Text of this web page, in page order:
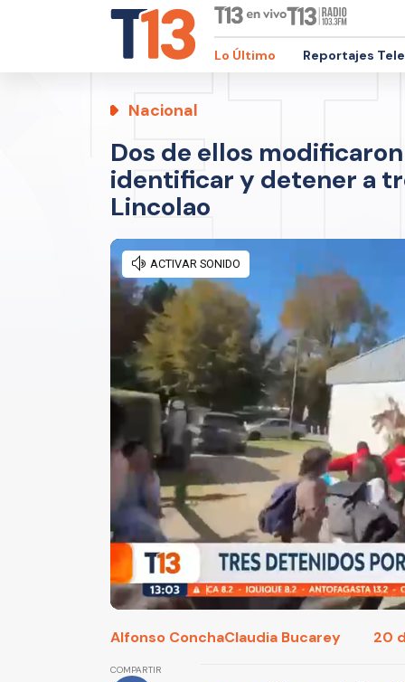
Lo Último Reportajes
Nacional
Dos de ellos
identificar y detener a
Lincolao
Alfonso ConchaClaudia Bucarey 20
COMPARTIR